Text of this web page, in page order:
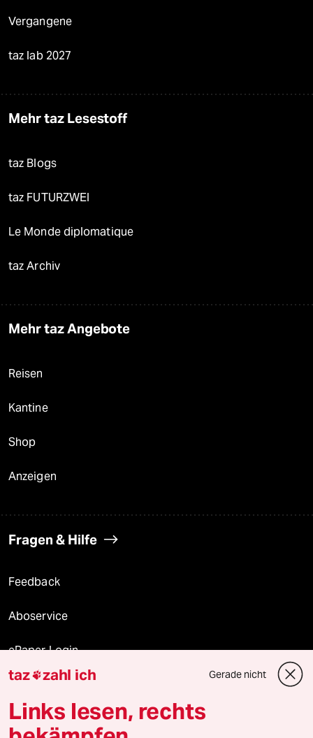
Vergangene
taz lab 2027
Mehr taz Lesestoff
taz Blogs
taz FUTURZWEI
Le Monde diplomatique
taz Archiv
Mehr taz Angebote
Reisen
Kantine
Shop
Anzeigen
Fragen & Hilfe
Feedback
Aboservice
ePaper Login
Downloads für Abonnierende
taz zahl ich Gerade nicht
Links lesen, rechts